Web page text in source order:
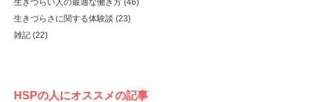
生きづらい人の最適な働き方 (46)
生きづらさに関する体験談 (23)
雑記 (22)
HSPの人にオススメの記事